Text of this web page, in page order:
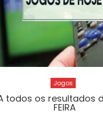
Jogos
todos os resultados
FEIRA